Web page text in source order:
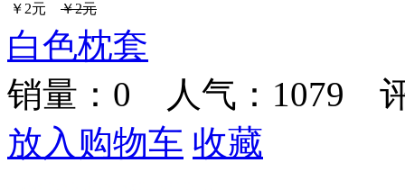
￥2元 ￥2元
白色枕套
销量： 0 人气：1079
放入购物车 收藏